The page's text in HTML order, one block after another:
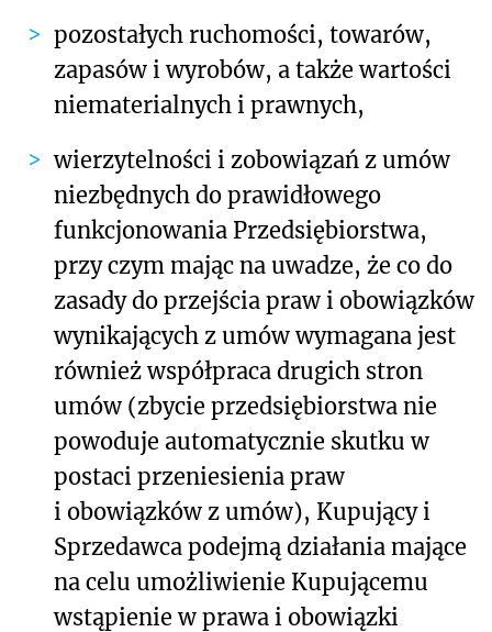
pozostałych ruchomości, towarów,
zapasów i wyrobów, a także wartości
niematerialnych i prawnych,
wierzytelności i zobowiązań z umów
niezbędnych do prawidłowego
funkcjonowania Przedsiębiorstwa,
przy czym mając na uwadze, że co do
zasady do przejścia praw i obowiązków
wynikających z umów wymagana jest
również współpraca drugich stron
umów (zbycie przedsiębiorstwa nie
powoduje automatycznie skutku w
postaci przeniesienia praw
i obowiązków z umów), Kupujący i
Sprzedawca podejmą działania mające
na celu umożliwienie Kupującemu
wstąpienie w prawa i obowiązki